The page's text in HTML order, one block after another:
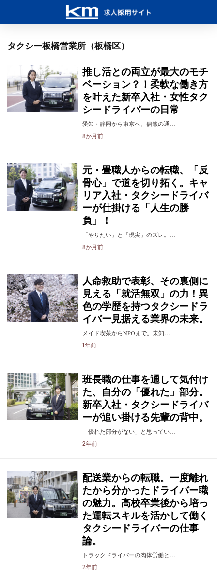
タクシー板橋営業所（板橋区）
推し活との両立が最大のモチ
ベーション？！柔軟な働き方
を叶えた新卒入社・女性タク
シードライバーの日常
愛知・静岡から東京へ。偶然の通…
8か月前
元・畳職人からの転職、「反
骨心」で道を切り拓く。キャ
リア入社・タクシードライバ
ーが仕掛ける「人生の勝
負」！
「やりたい」と「現実」のズレ。…
8か月前
人命救助で表彰、その裏側に
見える「就活無双」の力！異
色の学歴を持つタクシードラ
イバー見据える業界の未来。
メイド喫茶からNPOまで。未知…
1年前
班長職の仕事を通して気付け
た、自分の「優れた」部分。
新卒入社・タクシードライバ
ーが追い掛ける先輩の背中。
「優れた部分がない」と思ってい…
2年前
配送業からの転職。一度離れ
たから分かったドライバー職
の魅力。高校卒業後から培っ
た運転スキルを活かして働く
タクシードライバーの仕事
論。
トラックドライバーの肉体労働と…
2年前